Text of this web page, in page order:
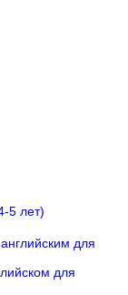
5 лет)
для
для